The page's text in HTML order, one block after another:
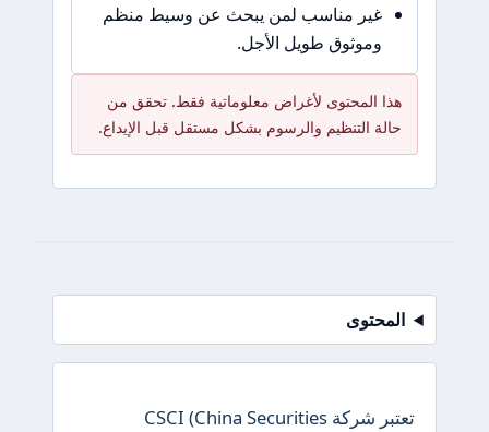
غير مناسب لمن يبحث عن وسيط منظم
وموثوق طويل الأجل.
هذا المحتوى لأغراض معلوماتية فقط. تحقق من
حالة التنظيم والرسوم بشكل مستقل قبل الإيداع.
المحتوى
تعتبر شركة CSCI (China Securities